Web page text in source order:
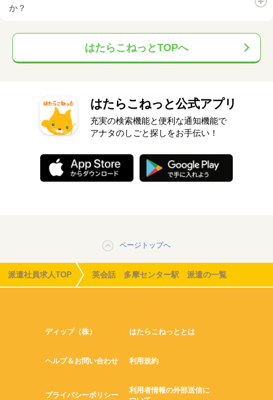
か？
はたらこねっとTOPへ
はたらこねっと公式アプリ
充実の検索機能と便利な通知機能で
アナタのしごと探しをお手伝い！
ページトップへ
派遣社員求人TOP 英会話 多摩センター駅 派遣の一覧
ディップ（株） はたらこねっととは
ヘルプ＆お問い合わせ 利用規約
プライバシーポリシー
利用者情報の外部送信に